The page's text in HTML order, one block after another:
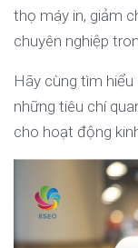
thọ máy in, giảm
chuyên nghiệp
Hãy cùng tìm hiểu
những tiêu chí
cho hoạt động